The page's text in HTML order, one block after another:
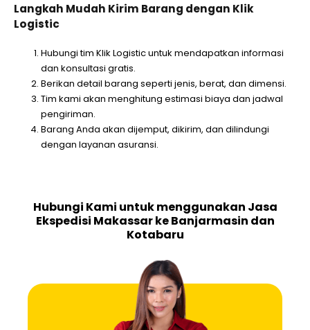
Langkah Mudah Kirim Barang dengan Klik
Logistic
Hubungi tim Klik Logistic untuk mendapatkan informasi
dan konsultasi gratis.
Berikan detail barang seperti jenis, berat, dan dimensi.
Tim kami akan menghitung estimasi biaya dan jadwal
pengiriman.
Barang Anda akan dijemput, dikirim, dan dilindungi
dengan layanan asuransi.
Hubungi Kami untuk menggunakan Jasa
Ekspedisi Makassar ke Banjarmasin dan
Kotabaru